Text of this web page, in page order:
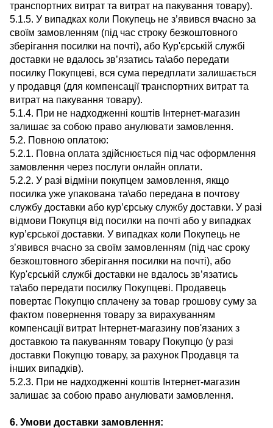
транспортних витрат та витрат на пакування товару).
5.1.5. У випадках коли Покупець не з’явився вчасно за
своїм замовленням (під час строку безкоштовного
зберігання посилки на почті), або Кур'єрській службі
доставки не вдалось зв’язатись та\або передати
посилку Покупцеві, вся сума передплати залишається
у продавця (для компенсації транспортних витрат та
витрат на пакування товару).
5.1.4. При не надходженні коштів Інтернет-магазин
залишає за собою право анулювати замовлення.
5.2. Повною оплатою:
5.2.1. Повна оплата здійснюється під час оформлення
замовлення через послуги онлайн оплати.
5.2.2. У разі відміни покупцем замовлення, якщо
посилка уже упакована та\або передана в почтову
службу доставки або кур’єрську службу доставки. У разі
відмови Покупця від посилки на почті або у випадках
кур’єрської доставки. У випадках коли Покупець не
з’явився вчасно за своїм замовленням (під час сроку
безкоштовного зберігання посилки на почті), або
Кур'єрській службі доставки не вдалось зв’язатись
та\або передати посилку Покупцеві. Продавець
повертає Покупцю сплачену за товар грошову суму за
фактом повернення товару за вирахуванням
компенсації витрат Інтернет-магазину пов'язаних з
доставкою та пакуванням товару Покупцю (у разі
доставки Покупцю товару, за рахунок Продавця та
інших випадків).
5.2.3. При не надходженні коштів Інтернет-магазин
залишає за собою право анулювати замовлення.
6. Умови доставки замовлення: